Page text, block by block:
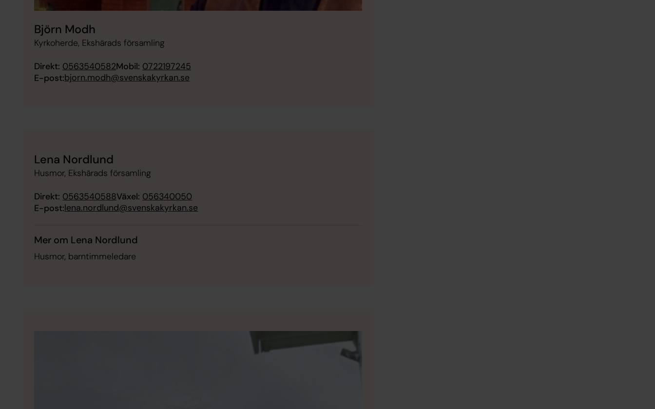
Björn Modh
Kyrkoherde, Ekshärads församling
Direkt: 0563540582Mobil: 0722197245
E-post:bjorn.modh@svenskakyrkan.se
Lena Nordlund
Husmor, Ekshärads församling
Direkt: 0563540588Växel: 056340050
E-post:lena.nordlund@svenskakyrkan.se
Mer om Lena Nordlund
Husmor, barntimmeledare